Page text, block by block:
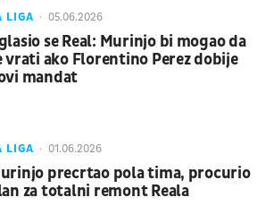
LIGA 05.06.2026
se Real: Murinjo bi mogao da
vrati ako Florentino Perez dobije
mandat
LIGA 01.06.2026
precrtao pola tima, procurio
za totalni remont Reala